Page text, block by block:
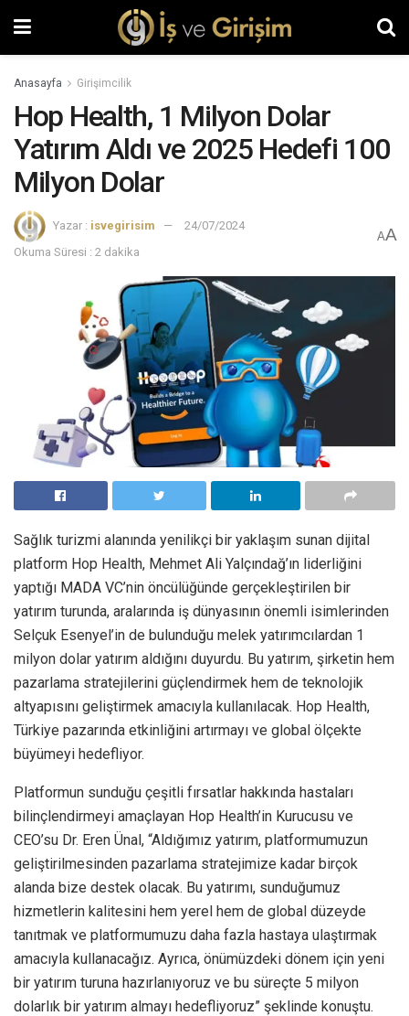
Anasayfa Girişimcilik
Hop Health, 1 Milyon Dolar
Yatırım Aldı ve 2025 Hedefi 100
Milyon Dolar
Yazar : isvegirisim
24/07/2024
Okuma Süresi : 2 dakika
AA
Sağlık turizmi alanında yenilikçi bir yaklaşım sunan dijital
platform Hop Health, Mehmet Ali Yalçındağ’ın liderliğini
yaptığı MADA VC’nin öncülüğünde gerçekleştirilen bir
yatırım turunda, aralarında iş dünyasının önemli isimlerinden
Selçuk Esenyel’in de bulunduğu melek yatırımcılardan 1
milyon dolar yatırım aldığını duyurdu. Bu yatırım, şirketin hem
pazarlama stratejilerini güçlendirmek hem de teknolojik
altyapısını geliştirmek amacıyla kullanılacak. Hop Health,
Türkiye pazarında etkinliğini artırmayı ve global ölçekte
büyümeyi hedefliyor.
Platformun sunduğu çeşitli fırsatlar hakkında hastaları
bilinçlendirmeyi amaçlayan Hop Health’in Kurucusu ve
CEO’su Dr. Eren Ünal, “Aldığımız yatırım, platformumuzun
geliştirilmesinden pazarlama stratejimize kadar birçok
alanda bize destek olacak. Bu yatırımı, sunduğumuz
hizmetlerin kalitesini hem yerel hem de global düzeyde
tanıtmak ve platformumuzu daha fazla hastaya ulaştırmak
amacıyla kullanacağız. Ayrıca, önümüzdeki dönem için yeni
bir yatırım turuna hazırlanıyoruz ve bu süreçte 5 milyon
dolarlık bir yatırım almayı hedefliyoruz” şeklinde konuştu.